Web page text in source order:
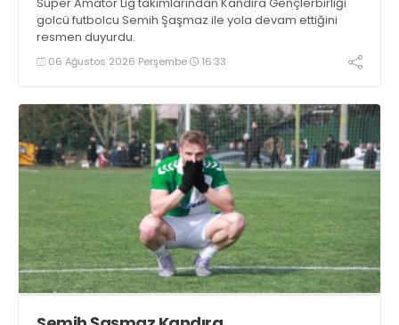
golcü futbolcu Semih Şaşmaz ile yola devam ettiğini
resmen duyurdu.
06 Ağustos 2026 Perşembe 16:33